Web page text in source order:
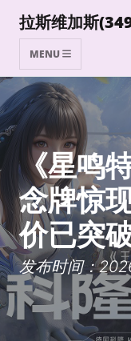
拉斯维加斯
MENU
《星鸣
念牌惊
价已突
发布时间：